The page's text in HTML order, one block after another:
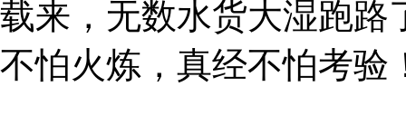
载来，无数水货大湿跑路
不怕火炼，真经不怕考验